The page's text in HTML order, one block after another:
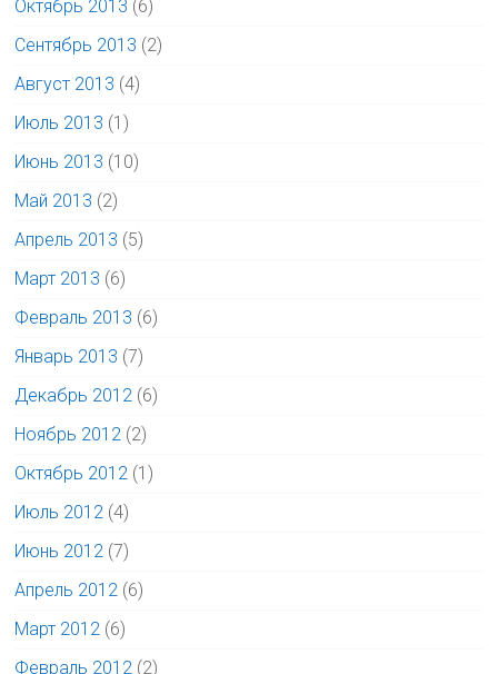
Октябрь 2013 (6)
Сентябрь 2013 (2)
Август 2013 (4)
Июль 2013 (1)
Июнь 2013 (10)
Май 2013 (2)
Апрель 2013 (5)
Март 2013 (6)
Февраль 2013 (6)
Январь 2013 (7)
Декабрь 2012 (6)
Ноябрь 2012 (2)
Октябрь 2012 (1)
Июль 2012 (4)
Июнь 2012 (7)
Апрель 2012 (6)
Март 2012 (6)
Февраль 2012 (2)